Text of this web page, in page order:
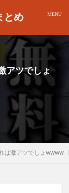
とめ
アツでしょ
は激アツでしょwwww